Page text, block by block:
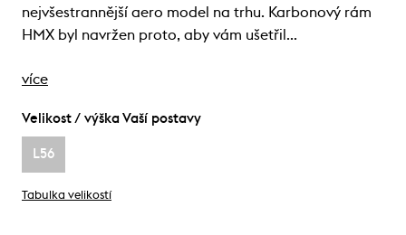
nejvšestrannější aero model na trhu. Karbonový rám
HMX byl navržen proto, aby vám ušetřil…
více
Velikost / výška Vaší postavy
L56
Tabulka velikostí